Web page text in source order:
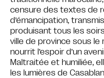
censure des textes de
d’émancipation,
produisant tous les
ville de province sous le
nourrit l’espoir d’un
Maltraitée et humiliée,
les lumières de